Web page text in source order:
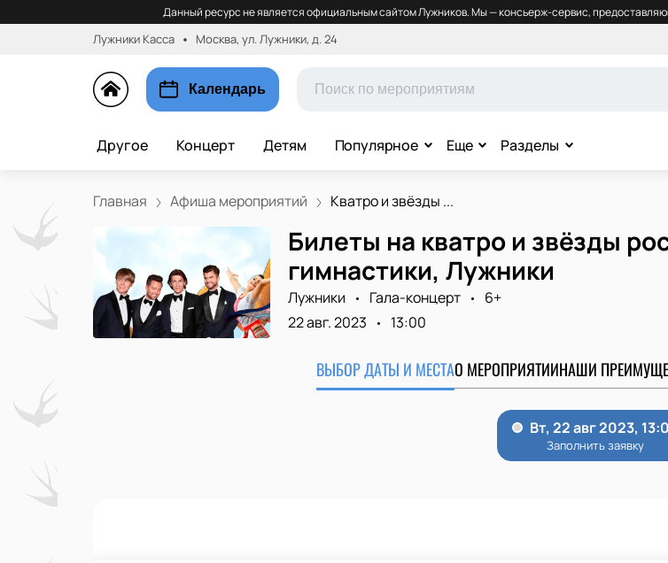
Данный ресурс не является официальным сайтом Лужников. Мы — консьерж-сервис,
Лужники Касса Москва, ул. Лужники, д. 24
Календарь
Другое Концерт Детям Популярное Еще Разделы
Главная Афиша мероприятий Кватро и звёзды ...
Билеты на кватро и звёзды
гимнастики, Лужники
Лужники Гала-концерт
6+
22 авг. 2023
13:00
ВЫБОР ДАТЫ И МЕСТАО МЕРОПРИЯТИИНАШИ